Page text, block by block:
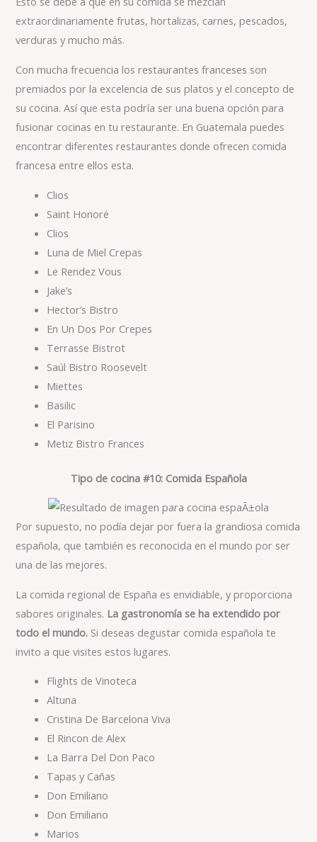
extraordinariamente frutas, hortalizas, carnes, pescados,
verduras y mucho más.
Con mucha frecuencia los restaurantes franceses son
premiados por la excelencia de sus platos y el concepto de
su cocina. Así que esta podría ser una buena opción para
fusionar cocinas en tu restaurante. En Guatemala puedes
encontrar diferentes restaurantes donde ofrecen comida
francesa entre ellos esta.
Clios
Saint Honoré
Clios
Luna de Miel Crepas
Le Rendez Vous
Jake’s
Hector’s Bistro
En Un Dos Por Crepes
Terrasse Bistrot
Saúl Bistro Roosevelt
Miettes
Basilic
El Parisino
Metiz Bistro Frances
Tipo de cocina #10: Comida Española
Por supuesto, no podía dejar por fuera la grandiosa comida
española, que también es reconocida en el mundo por ser
una de las mejores.
La comida regional de España es envidiable, y proporciona
sabores originales. La gastronomía se ha extendido por
todo el mundo. Si deseas degustar comida española te
invito a que visites estos lugares.
Flights de Vinoteca
Altuna
Cristina De Barcelona Viva
El Rincon de Alex
La Barra Del Don Paco
Tapas y Cañas
Don Emiliano
Don Emiliano
Marios